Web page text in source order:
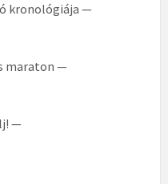
kronológiája —
maraton —
—